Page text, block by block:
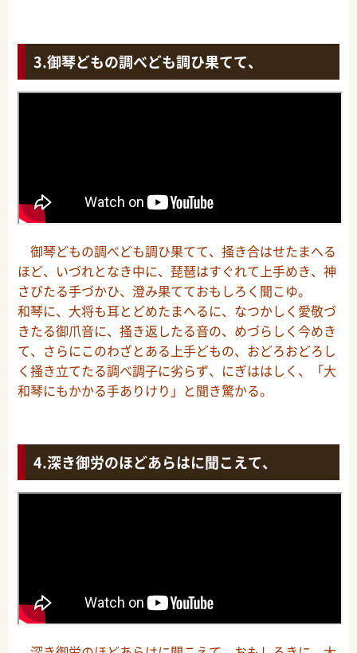
御琴どもの調べども調ひ果てて、
御琴どもの調べども調ひ果てて、掻き合はせたまへる
ほど、いづれとなき中に、琵琶はすぐれて上手めき、神
さびたる手づかひ、澄み果てておもしろく聞こゆ。
和琴に、大将も耳とどめたまへるに、なつかしく愛敬づ
きたる御爪音に、掻き返したる音の、めづらしく今めき
て、さらにこのわざとある上手どもの、おどろおどろし
く掻き立てたる調べ調子に劣らず、にぎははしく、「大
和琴にもかかる手ありけり」と聞き驚かる。
深き御労のほどあらはに聞こえて、